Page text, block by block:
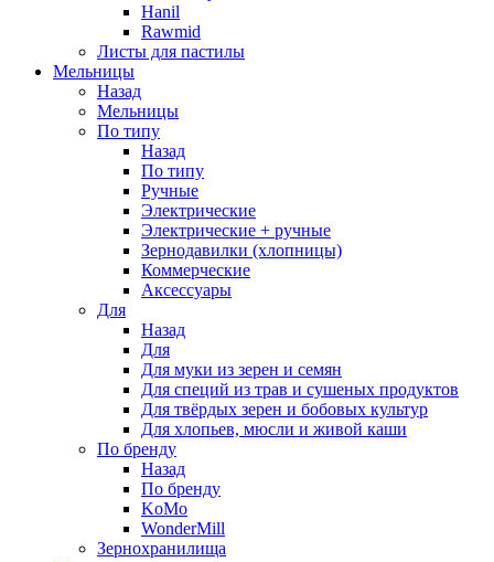
Hanil
Rawmid
Листы для пастилы
Мельницы
Назад
Мельницы
По типу
Назад
По типу
Ручные
Электрические
Электрические + ручные
Зернодавилки (хлопницы)
Коммерческие
Аксессуары
Для
Назад
Для
Для муки из зерен и семян
Для специй из трав и сушеных продуктов
Для твёрдых зерен и бобовых культур
Для хлопьев, мюсли и живой каши
По бренду
Назад
По бренду
KoMo
WonderMill
Зернохранилища